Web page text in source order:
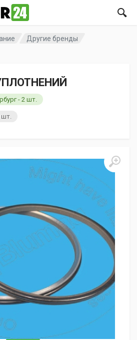
Другие бренды
- 2 шт.
шт.